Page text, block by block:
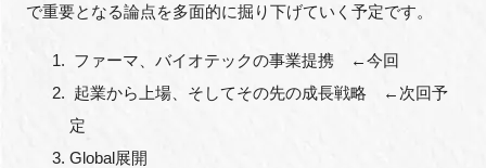
で重要となる論点を多面的に掘り下げていく予定です。
ファーマ、バイオテックの事業提携 ←今回
起業から上場、そしてその先の成長戦略 ←次回予
定
Global展開